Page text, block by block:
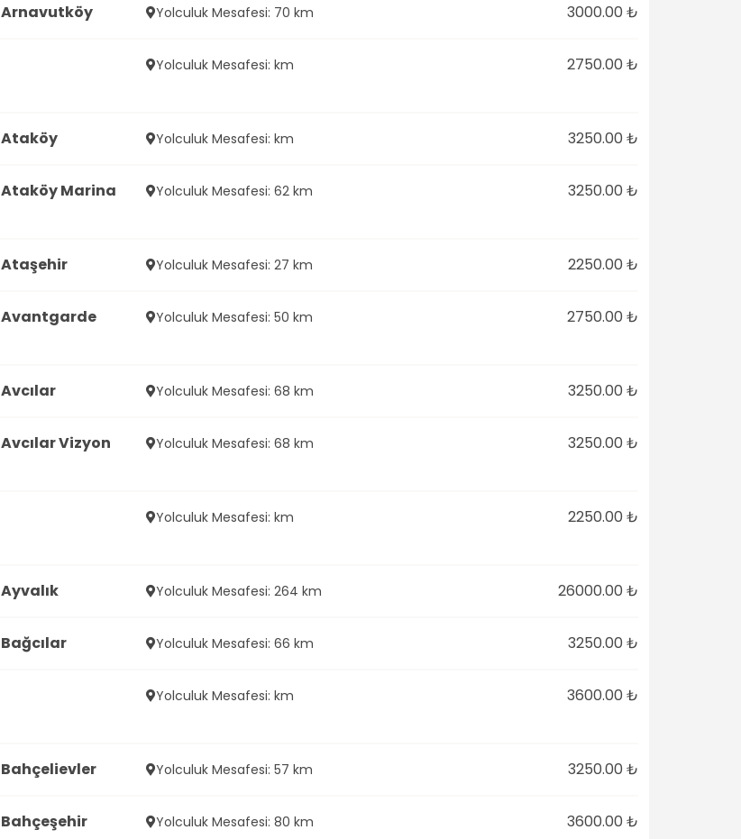
Arnavutköy Yolculuk Mesafesi: 70 km 3000.00 ₺
Yolculuk Mesafesi: km 2750.00 ₺
Ataköy Yolculuk Mesafesi: km 3250.00 ₺
Ataköy Marina
Yolculuk Mesafesi: 62 km 3250.00 ₺
Ataşehir Yolculuk Mesafesi: 27 km 2250.00 ₺
Avantgarde
Yolculuk Mesafesi: 50 km 2750.00 ₺
Avcılar Yolculuk Mesafesi: 68 km 3250.00 ₺
Avcılar Vizyon
Yolculuk Mesafesi: 68 km 3250.00 ₺
Yolculuk Mesafesi: km 2250.00 ₺
Ayvalık Yolculuk Mesafesi: 264 km 26000.00 ₺
Bağcılar Yolculuk Mesafesi: 66 km 3250.00 ₺
Yolculuk Mesafesi: km 3600.00 ₺
Bahçelievler Yolculuk Mesafesi: 57 km 3250.00 ₺
Bahçeşehir Yolculuk Mesafesi: 80 km 3600.00 ₺